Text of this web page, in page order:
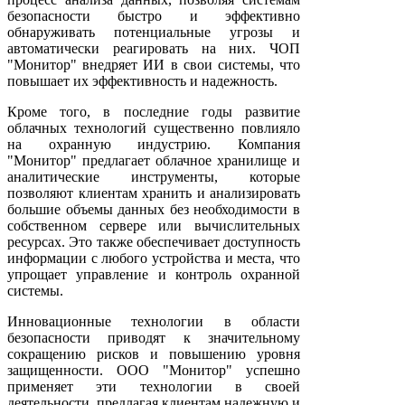
безопасности быстро и эффективно
обнаруживать потенциальные угрозы и
автоматически реагировать на них. ЧОП
"Монитор" внедряет ИИ в свои системы, что
повышает их эффективность и надежность.
Кроме того, в последние годы развитие
облачных технологий существенно повлияло
на охранную индустрию. Компания
"Монитор" предлагает облачное хранилище и
аналитические инструменты, которые
позволяют клиентам хранить и анализировать
большие объемы данных без необходимости в
собственном сервере или вычислительных
ресурсах. Это также обеспечивает доступность
информации с любого устройства и места, что
упрощает управление и контроль охранной
системы.
Инновационные технологии в области
безопасности приводят к значительному
сокращению рисков и повышению уровня
защищенности. ООО "Монитор" успешно
применяет эти технологии в своей